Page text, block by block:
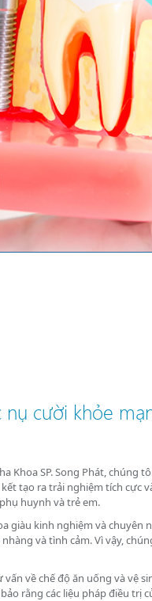
nụ cười khỏe
Khoa SP. Song Phát, chúng
tạo ra trải nghiệm tích cực
huynh và trẻ em.
giàu kinh nghiệm và chuyên
và tình cảm. Vì vậy,
về chế độ ăn uống và vệ
rằng các liệu pháp điều trị